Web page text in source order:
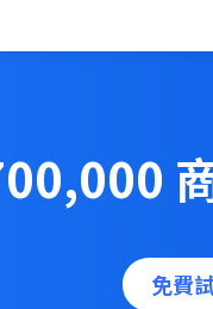
免費